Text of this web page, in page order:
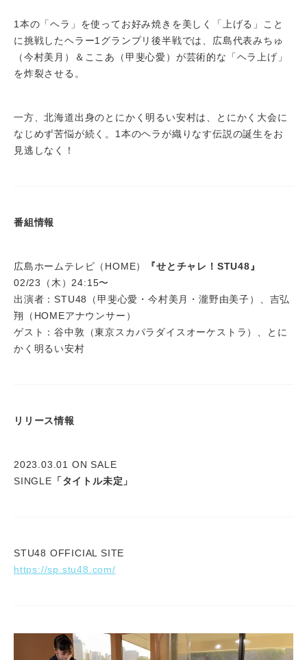
1本の「ヘラ」を使ってお好み焼きを美しく「上げる」こと
に挑戦したヘラー1グランプリ後半戦では、広島代表みちゅ
（今村美月）＆ここあ（甲斐心愛）が芸術的な「ヘラ上げ」
を炸裂させる。
一方、北海道出身のとにかく明るい安村は、とにかく大会に
なじめず苦悩が続く。1本のヘラが織りなす伝説の誕生をお
見逃しなく！
番組情報
広島ホームテレビ（HOME）
『せとチャレ！STU48』
02/23（木）24:15〜
出演者：STU48（甲斐心愛・今村美月・瀧野由美子）、吉弘
翔（HOMEアナウンサー）
ゲスト：谷中敦（東京スカパラダイスオーケストラ）、とに
かく明るい安村
リリース情報
2023.03.01 ON SALE
SINGLE 「タイトル未定」
STU48 OFFICIAL SITE
https://sp.stu48.com/